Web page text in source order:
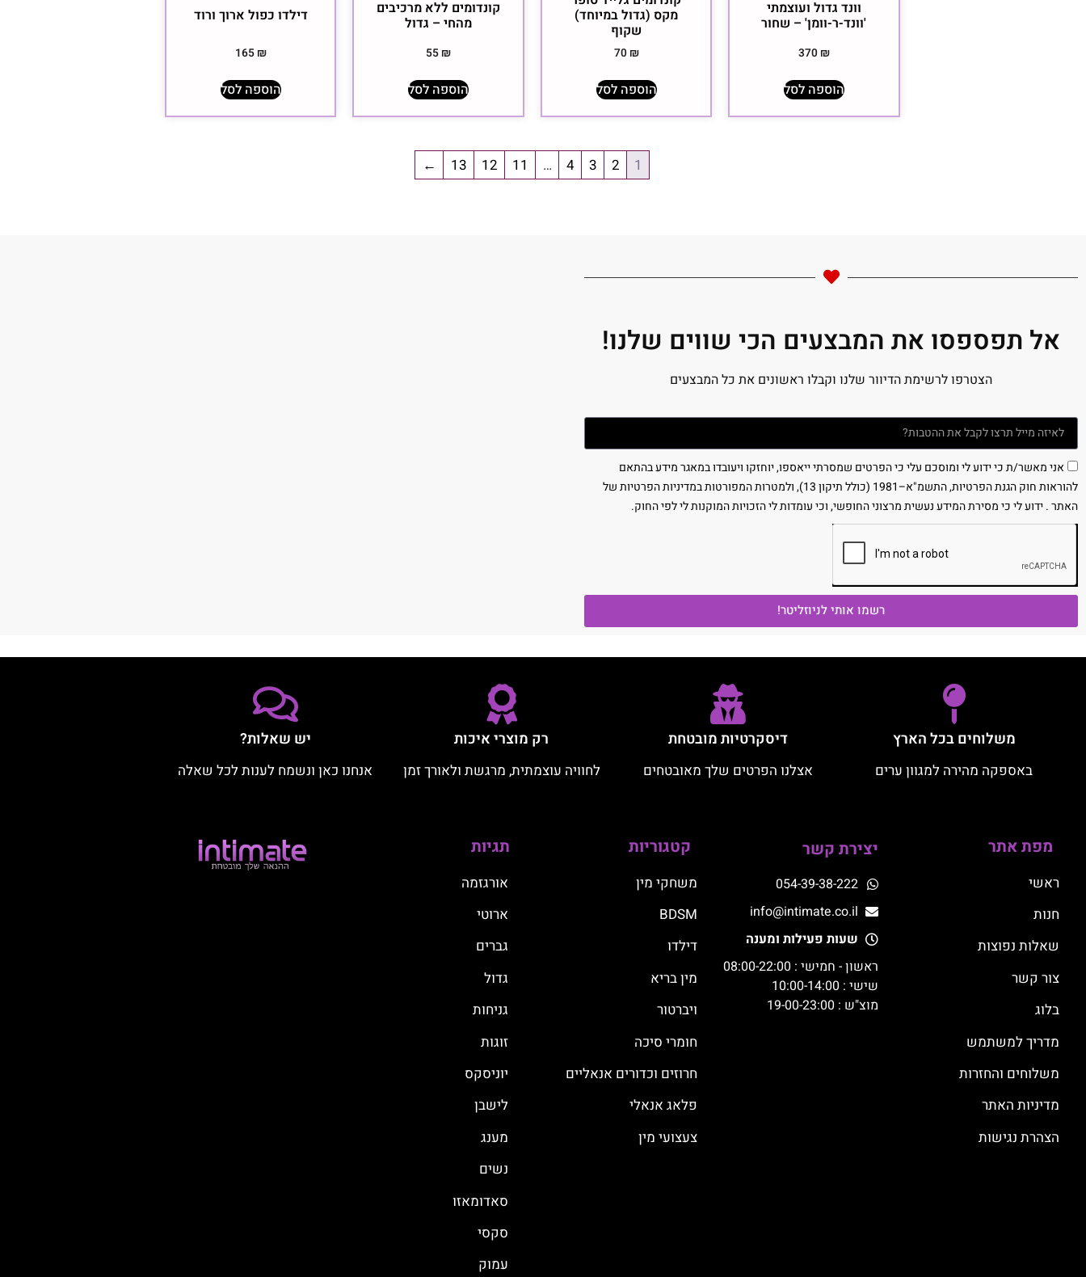
וונד גדול ועוצמתי
'וונד-ר-וומן' – שחור
370 ₪
הוספה לסל
מקס (גדול במיוחד)
שקוף
70 ₪
הוספה לסל
קונדומים ללא מרכיבים
מהחי – גדול
55 ₪
הוספה לסל
דילדו כפול ארוך ורוד
165 ₪
הוספה לסל
1
2
3
4
…
11
12
13
←
אל תפספסו את המבצעים הכי שווים שלנו!
הצטרפו לרשימת הדיוור שלנו וקבלו ראשונים את כל המבצעים
אני מאשר/ת כי ידוע לי ומוסכם עלי כי הפרטים שמסרתי ייאספו, יוחזקו ויעובדו במאגר מידע בהתאם
להוראות חוק הגנת הפרטיות, התשמ"א–1981 (כולל תיקון 13), ולמטרות המפורטות במדיניות הפרטיות של
האתר . ידוע לי כי מסירת המידע נעשית מרצוני החופשי, וכי עומדות לי הזכויות המוקנות לי לפי החוק.
רשמו אותי לניוזליטר!
משלוחים בכל הארץ
באספקה מהירה למגוון ערים
דיסקרטיות מובטחת
אצלנו הפרטים שלך מאובטחים
רק מוצרי איכות
לחוויה עוצמתית, מרגשת ולאורך זמן
יש שאלות?
אנחנו כאן ונשמח לענות לכל שאלה
מפת אתר
ראשי
חנות
שאלות נפוצות
צור קשר
בלוג
מדריך למשתמש
משלוחים והחזרות
מדיניות האתר
הצהרת נגישות
יצירת קשר
054-39-38-222
info@intimate.co.il
שעות פעילות ומענה
ראשון - חמישי : 08:00-22:00
שישי : 10:00-14:00
מוצ"ש : 19-00-23:00
קטגוריות
משחקי מין
BDSM
דילדו
מין בריא
ויברטור
חומרי סיכה
חרוזים וכדורים אנאליים
פלאג אנאלי
צעצועי מין
תגיות
אורגזמה
ארוטי
גברים
גדול
גניחות
זוגות
יוניסקס
לישבן
מענג
נשים
סאדומאזו
סקסי
עמוק